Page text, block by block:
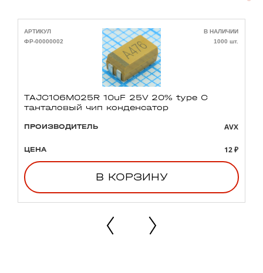
АРТИКУЛ
ФР-00000002
В НАЛИЧИИ
1000 шт.
TAJC106M025R 10uF 25V 20% type C
танталовый чип конденсатор
ПРОИЗВОДИТЕЛЬ AVX
ЦЕНА 12 ₽
В КОРЗИНУ